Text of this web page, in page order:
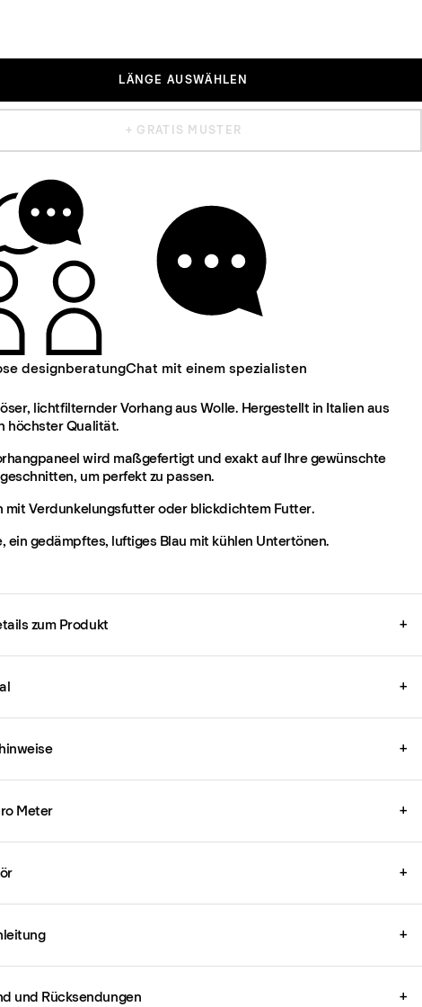
LÄNGE AUSWÄHLEN
+ GRATIS MUSTER
designberatungChat mit einem spezialisten
lichtfilternder Vorhang aus Wolle. Hergestellt in Italien aus
höchster Qualität.
wird maßgefertigt und exakt auf Ihre gewünschte
um perfekt zu passen.
mit Verdunkelungsfutter oder blickdichtem Futter.
ein gedämpftes, luftiges Blau mit kühlen Untertönen.
zum Produkt +
+
+
Meter +
+
+
und Rücksendungen +